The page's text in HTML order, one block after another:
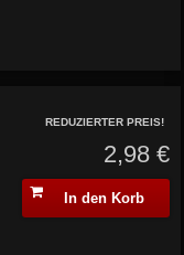
REDUZIERTER PREIS!
2,98 €
In den Korb